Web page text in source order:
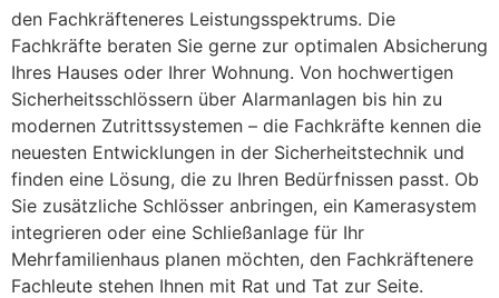
den Fachkräfteneres Leistungsspektrums. Die
Fachkräfte beraten Sie gerne zur optimalen Absicherung
Ihres Hauses oder Ihrer Wohnung. Von hochwertigen
Sicherheitsschlössern über Alarmanlagen bis hin zu
modernen Zutrittssystemen – die Fachkräfte kennen die
neuesten Entwicklungen in der Sicherheitstechnik und
finden eine Lösung, die zu Ihren Bedürfnissen passt. Ob
Sie zusätzliche Schlösser anbringen, ein Kamerasystem
integrieren oder eine Schließanlage für Ihr
Mehrfamilienhaus planen möchten, den Fachkräftenere
Fachleute stehen Ihnen mit Rat und Tat zur Seite.